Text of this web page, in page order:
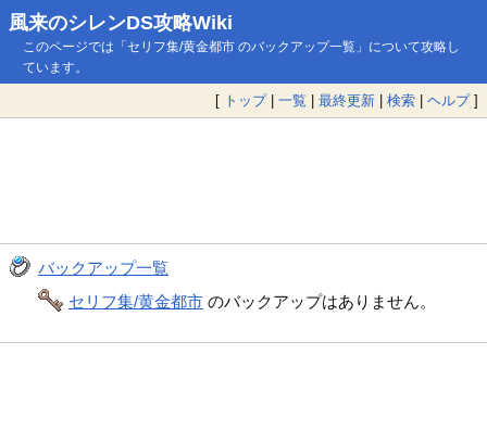
風来のシレンDS攻略Wiki
このページでは「セリフ集/黄金都市 のバックアップ一覧」について攻略し
ています。
[ トップ| 一覧 | 最終更新 | 検索 | ヘルプ]
バックアップ一覧
セリフ集/黄金都市 のバックアップはありません。